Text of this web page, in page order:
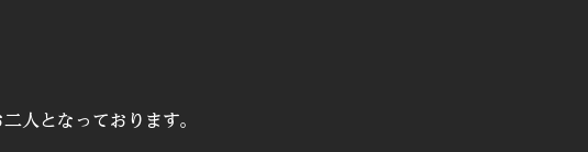
人となっております。